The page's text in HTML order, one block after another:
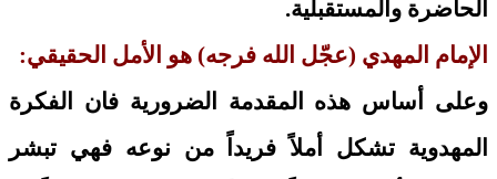
الحاضرة والمستقبلية.
الإمام المهدي (عجّل الله فرجه) هو الأمل الحقيقي:
وعلى أساس هذه المقدمة الضرورية فان الفكرة
المهدوية تشكل أملاً فريداً من نوعه فهي تبشر